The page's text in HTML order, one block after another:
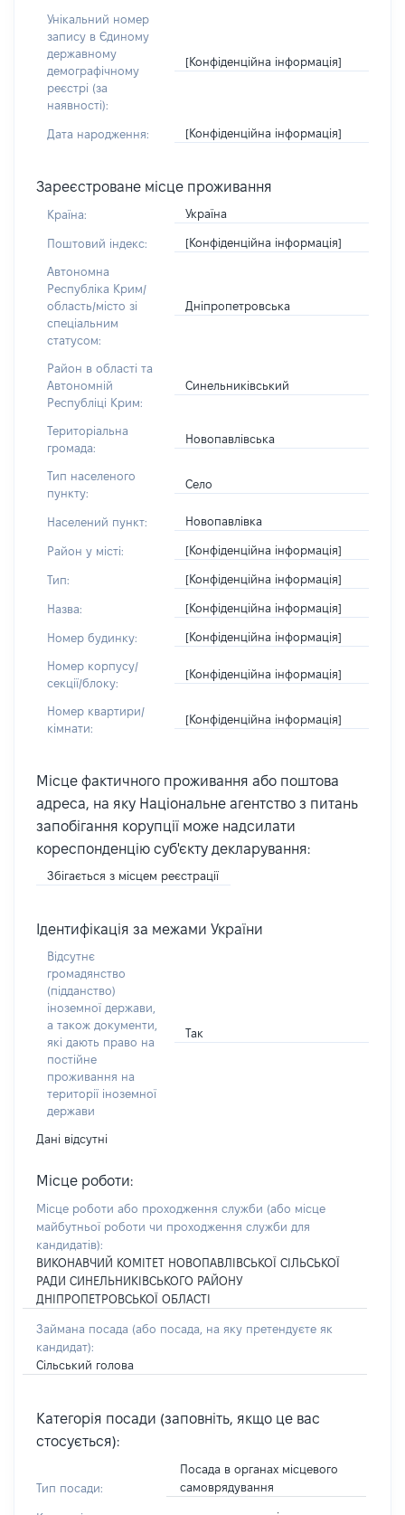
Унікальний номер
запису в Єдиному
державному
демографічному
реєстрі (за
наявності):
[Конфіденційна інформація]
Дата народження: [Конфіденційна інформація]
Зареєстроване місце проживання
Країна: Україна
Поштовий індекс: [Конфіденційна інформація]
Автономна
Республіка Крим/
область/місто зі
спеціальним
статусом:
Дніпропетровська
Район в області та
Автономній
Республіці Крим:
Синельниківський
Територіальна
громада:
Новопавлівська
Тип населеного
пункту:
Село
Населений пункт: Новопавлівка
Район у місті: [Конфіденційна інформація]
Тип: [Конфіденційна інформація]
Назва: [Конфіденційна інформація]
Номер будинку: [Конфіденційна інформація]
Номер корпусу/
секції/блоку:
[Конфіденційна інформація]
Номер квартири/
кімнати:
[Конфіденційна інформація]
Місце фактичного проживання або поштова
адреса, на яку Національне агентство з питань
запобігання корупції може надсилати
кореспонденцію суб'єкту декларування:
Збігається з місцем реєстрації
Ідентифікація за межами України
Відсутнє
громадянство
(підданство)
іноземної держави,
а також документи,
які дають право на
постійне
проживання на
території іноземної
держави
Так
Дані відсутні
Місце роботи:
Місце роботи або проходження служби (або місце
майбутньої роботи чи проходження служби для
кандидатів):
ВИКОНАВЧИЙ КОМІТЕТ НОВОПАВЛІВСЬКОЇ СІЛЬСЬКОЇ
РАДИ СИНЕЛЬНИКІВСЬКОГО РАЙОНУ
ДНІПРОПЕТРОВСЬКОЇ ОБЛАСТІ
Займана посада (або посада, на яку претендуєте як
кандидат):
Сільський голова
Категорія посади (заповніть, якщо це вас
стосується):
Тип посади:
Посада в органах місцевого
самоврядування